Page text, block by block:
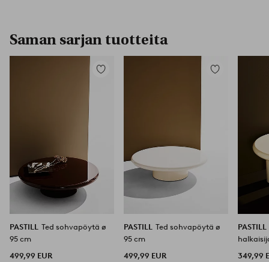
Saman sarjan tuotteita
Lisää
PASTILL Ted sohvapöytä ø
95 cm
499,99 EUR
Lisää
PASTILL
Ted sohvapöytä ø
95 cm
499,99 EUR
PASTILL
349,99